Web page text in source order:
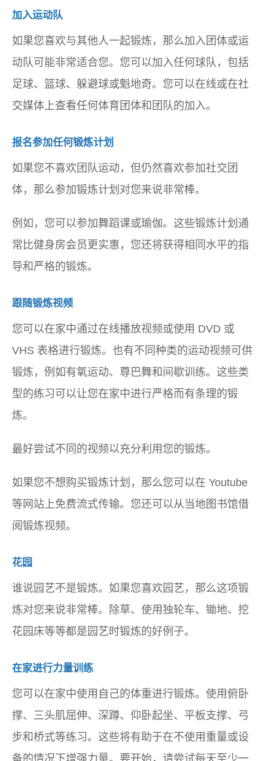
加入运动队
如果您喜欢与其他人一起锻炼，那么加入团体或运
动队可能非常适合您。您可以加入任何球队，包括
足球、篮球、躲避球或魁地奇。您可以在线或在社
交媒体上查看任何体育团体和团队的加入。
报名参加任何锻炼计划
如果您不喜欢团队运动，但仍然喜欢参加社交团
体，那么参加锻炼计划对您来说非常棒。
例如，您可以参加舞蹈课或瑜伽。这些锻炼计划通
常比健身房会员更实惠，您还将获得相同水平的指
导和严格的锻炼。
跟随锻炼视频
您可以在家中通过在线播放视频或使用 DVD 或
VHS 表格进行锻炼。也有不同种类的运动视频可供
锻炼，例如有氧运动、尊巴舞和间歇训练。这些类
型的练习可以让您在家中进行严格而有条理的锻
炼。
最好尝试不同的视频以充分利用您的锻炼。
如果您不想购买锻炼计划，那么您可以在 Youtube
等网站上免费流式传输。您还可以从当地图书馆借
阅锻炼视频。
花园
谁说园艺不是锻炼。如果您喜欢园艺，那么这项锻
炼对您来说非常棒。除草、使用独轮车、锄地、挖
花园床等等都是园艺时锻炼的好例子。
在家进行力量训练
您可以在家中使用自己的体重进行锻炼。使用俯卧
撑、三头肌屈伸、深蹲、仰卧起坐、平板支撑、弓
步和桥式等练习。这些将有助于在不使用重量或设
备的情况下增强力量。要开始，请尝试每天至少一